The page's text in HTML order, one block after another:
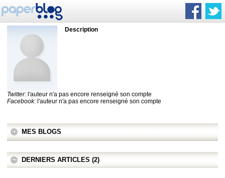
Description
Twitter: l'auteur n'a pas encore renseigné son compte
Facebook: l'auteur n'a pas encore renseigné son compte
MES BLOGS
DERNIERS ARTICLES (2)